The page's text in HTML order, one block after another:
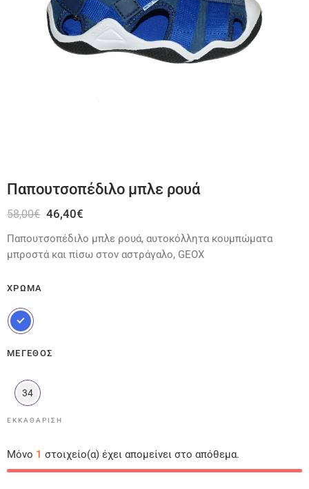
Παπουτσοπέδιλο μπλε ρουά
58,00€ 46,40€
Παπουτσοπέδιλο μπλε ρουά, αυτοκόλλητα κουμπώματα
μπροστά και πίσω στον αστράγαλο, GEOX
ΧΡΏΜΑ
ΜΈΓΕΘΟΣ
34
ΕΚΚΑΘΆΡΙΣΗ
Μόνο 1 στοιχείο(α) έχει απομείνει στο απόθεμα.